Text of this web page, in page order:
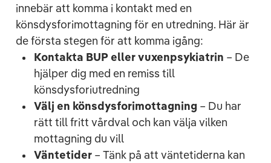
innebär att komma i kontakt med en
könsdysforimottagning för en utredning. Här är
de första stegen för att komma igång:
Kontakta BUP eller vuxenpsykiatrin – De
hjälper dig med en remiss till
könsdysforiutredning
Välj en könsdysforimottagning – Du har
rätt till fritt vårdval och kan välja vilken
mottagning du vill
Väntetider– Tänk på att väntetiderna kan